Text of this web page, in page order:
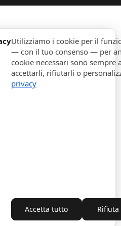
Utilizziamo i cookie per il
— con il tuo consenso — per
cookie necessari sono
accettarli, rifiutarli o
privacy
Accetta tutto
expand_more
expand_more
dal contratto
2026 ITALPOUF®